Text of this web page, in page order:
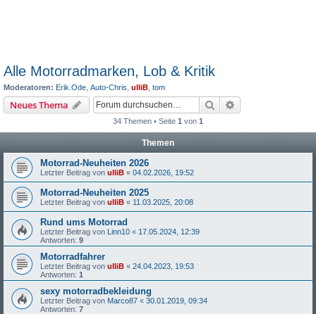
Alle Motorradmarken, Lob & Kritik
Moderatoren: Erik.Ode Auto-Chris ulliB tom
Neues Thema Suche
34 Themen • Seite 1 von 1
Themen
Motorrad-Neuheiten 2026
Letzter Beitrag von ulliB « 04.02.2026, 19:52
Motorrad-Neuheiten 2025
Letzter Beitrag von ulliB « 11.03.2025, 20:08
Rund ums Motorrad
Letzter Beitrag von Linn10 « 17.05.2024, 12:39
Antworten: 9
Motorradfahrer
Letzter Beitrag von ulliB « 24.04.2023, 19:53
Antworten: 1
sexy motorradbekleidung
Letzter Beitrag von Marco87 « 30.01.2019, 09:34
Antworten: 7